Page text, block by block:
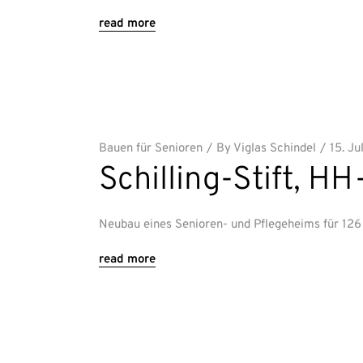
read more
Bauen für Senioren By Viglas Schindel 15.
Schilling-Stift,
Neubau eines Senioren- und Pflegeheims für
read more